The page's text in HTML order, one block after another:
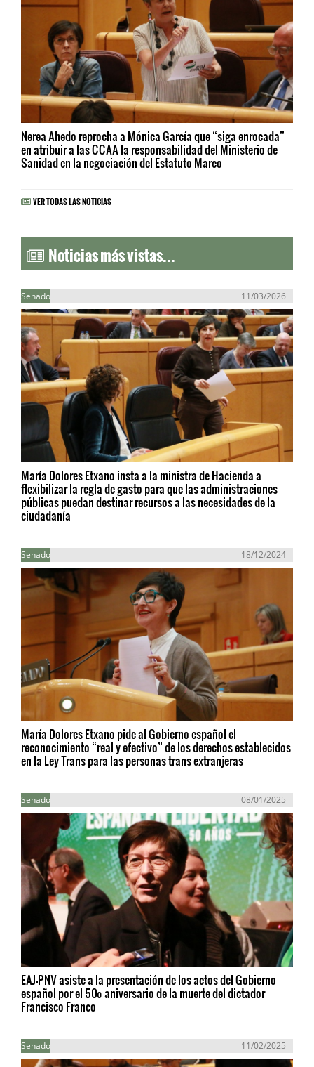
Nerea Ahedo reprocha a Mónica García que “siga enrocada”
en atribuir a las CCAA la responsabilidad del Ministerio de
Sanidad en la negociación del Estatuto Marco
VER TODAS LAS NOTICIAS
Noticias más vistas...
Senado 11/03/2026
María Dolores Etxano insta a la ministra de Hacienda a
flexibilizar la regla de gasto para que las administraciones
públicas puedan destinar recursos a las necesidades de la
ciudadanía
Senado 18/12/2024
María Dolores Etxano pide al Gobierno español el
reconocimiento “real y efectivo” de los derechos establecidos
en la Ley Trans para las personas trans extranjeras
Senado 08/01/2025
EAJ-PNV asiste a la presentación de los actos del Gobierno
español por el 50º aniversario de la muerte del dictador
Francisco Franco
Senado 11/02/2025